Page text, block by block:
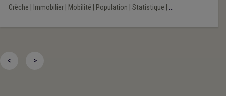
Crèche Immobilier| Mobilité Population Statistique ...
< >